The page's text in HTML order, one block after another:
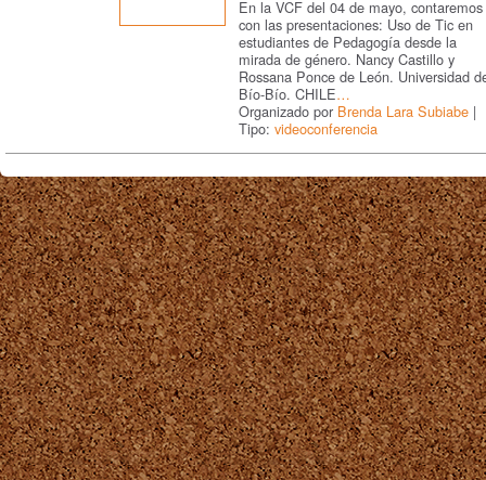
En la VCF del 04 de mayo, contaremos
con las presentaciones: Uso de Tic en
estudiantes de Pedagogía desde la
mirada de género. Nancy Castillo y
Rossana Ponce de León. Universidad
Bío-Bío. CHILE…
Organizado por Brenda Lara Subiabe |
Tipo: videoconferencia